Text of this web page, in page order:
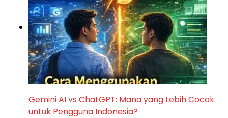
Gemini AI vs ChatGPT: Mana yang Lebih Cocok
untuk Pengguna Indonesia?